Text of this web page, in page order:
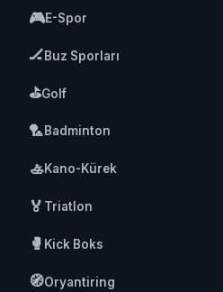
🎮E-Spor
🏒Buz Sporları
⛳Golf
🏸Badminton
🚣Kano-Kürek
🏅 Triatlon
🥊 Kick Boks
🧭Oryantiring